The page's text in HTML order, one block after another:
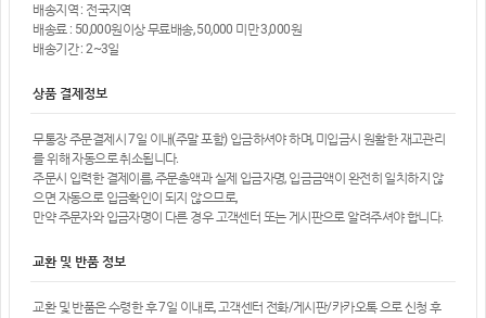
배송지역 : 전국지역
배송료 : 50,000원이상 무료배송, 50,000 미만 3,000원
배송기간 : 2~3일
상품 결제정보
무통장 주문결제시 7일 이내(주말 포함) 입금하셔야 하며, 미입금시 원활한 재고관리
를 위해 자동으로 취소됩니다.
주문시 입력한 결제이름, 주문총액과 실제 입금자명, 입금금액이 완전히 일치하지 않
으면 자동으로 입금확인이 되지 않으므로,
만약 주문자와 입금자명이 다른 경우 고객센터 또는 게시판으로 알려주셔야 합니다.
교환 및 반품 정보
교환 및 반품은 수령한 후 7일 이내로, 고객센터 전화/게시판/카카오톡 으로 신청 후